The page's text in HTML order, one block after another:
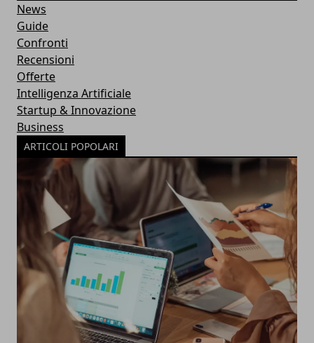
News
Guide
Confronti
Recensioni
Offerte
Intelligenza Artificiale
Startup & Innovazione
Business
ARTICOLI POPOLARI